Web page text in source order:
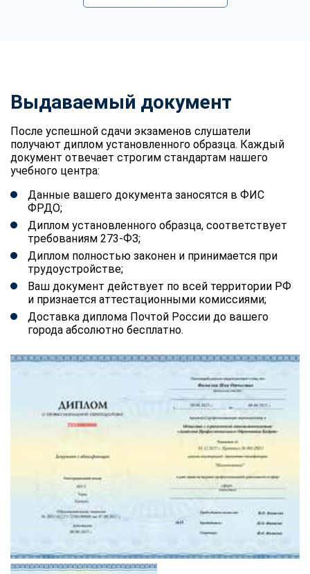
Выдаваемый документ
После успешной сдачи экзаменов слушатели
получают диплом установленного образца. Каждый
документ отвечает строгим стандартам нашего
учебного центра:
Данные вашего документа заносятся в ФИС
ФРДО;
Диплом установленного образца, соответствует
требованиям 273-ФЗ;
Диплом полностью законен и принимается при
трудоустройстве;
Ваш документ действует по всей территории РФ
и признается аттестационными комиссиями;
Доставка диплома Почтой России до вашего
города абсолютно бесплатно.